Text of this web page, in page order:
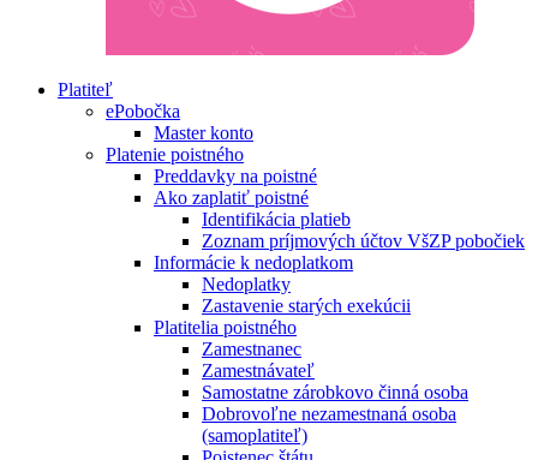
Platiteľ
ePobočka
Master konto
Platenie poistného
Preddavky na poistné
Ako zaplatiť poistné
Identifikácia platieb
Zoznam príjmových účtov VšZP pobočiek
Informácie k nedoplatkom
Nedoplatky
Zastavenie starých exekúcii
Platitelia poistného
Zamestnanec
Zamestnávateľ
Samostatne zárobkovo činná osoba
Dobrovoľne nezamestnaná osoba
(samoplatiteľ)